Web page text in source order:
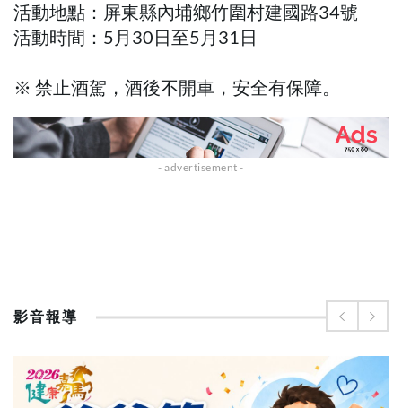
活動地點：屏東縣內埔鄉竹圍村建國路34號
活動時間：5月30日至5月31日
※ 禁止酒駕，酒後不開車，安全有保障。
影音報導